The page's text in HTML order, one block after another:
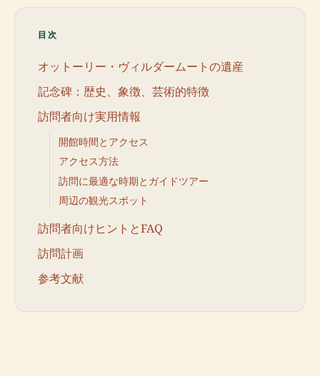
目次
オットーリー・ヴィルダームートの遺産
記念碑：歴史、象徴、芸術的特徴
訪問者向け実用情報
開館時間とアクセス
アクセス方法
訪問に最適な時期とガイドツアー
周辺の観光スポット
訪問者向けヒントとFAQ
訪問計画
参考文献